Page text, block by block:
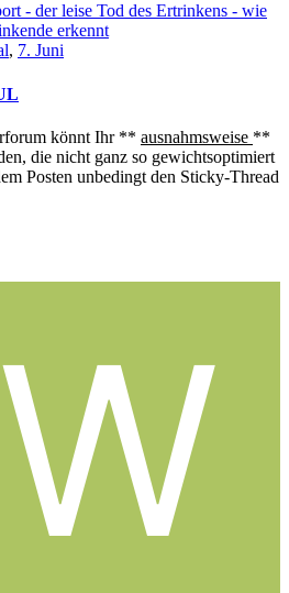
- der leise Tod des Ertrinkens - wie
erkennt
, 7. Juni
könnt Ihr ** ausnahmsweise **
die nicht ganz so gewichtsoptimiert
Posten unbedingt den Sticky-Thread